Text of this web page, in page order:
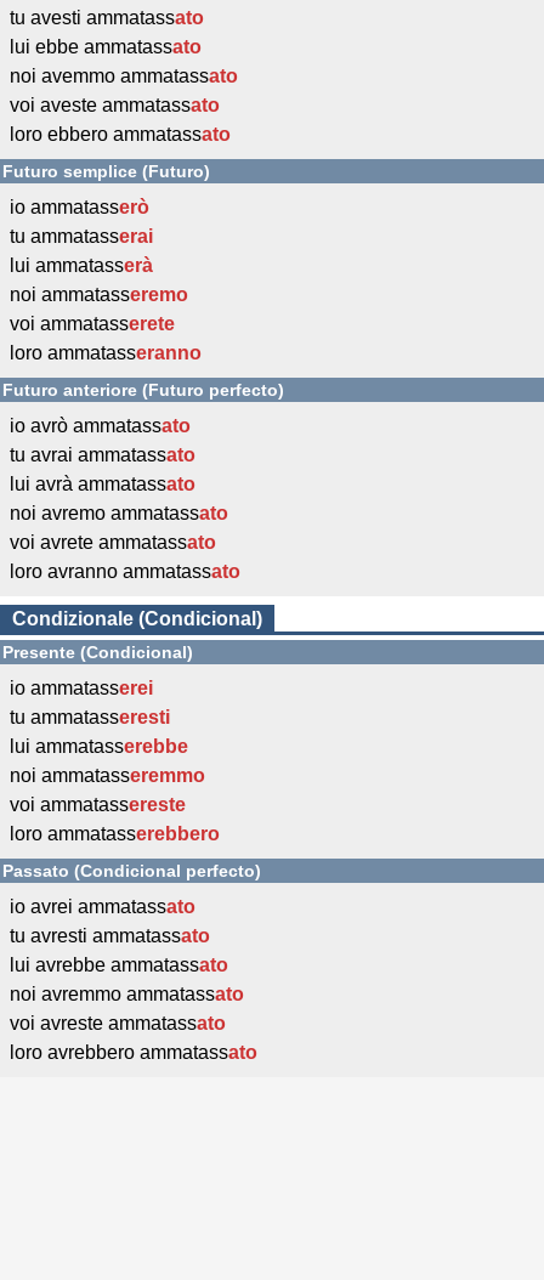
tu avesti ammatassato
lui ebbe ammatassato
noi avemmo ammatassato
voi aveste ammatassato
loro ebbero ammatassato
Futuro semplice (Futuro)
io ammatasserò
tu ammatasserai
lui ammatasserà
noi ammatasseremo
voi ammatasserete
loro ammatasseranno
Futuro anteriore (Futuro perfecto)
io avrò ammatassato
tu avrai ammatassato
lui avrà ammatassato
noi avremo ammatassato
voi avrete ammatassato
loro avranno ammatassato
Condizionale (Condicional)
Presente (Condicional)
io ammatasserei
tu ammatasseresti
lui ammatasserebbe
noi ammatasseremmo
voi ammatassereste
loro ammatasserebbero
Passato (Condicional perfecto)
io avrei ammatassato
tu avresti ammatassato
lui avrebbe ammatassato
noi avremmo ammatassato
voi avreste ammatassato
loro avrebbero ammatassato